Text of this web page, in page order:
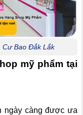
Cư Bao Đắk Lắk
mỹ phẩm tại
ngày càng được ưa